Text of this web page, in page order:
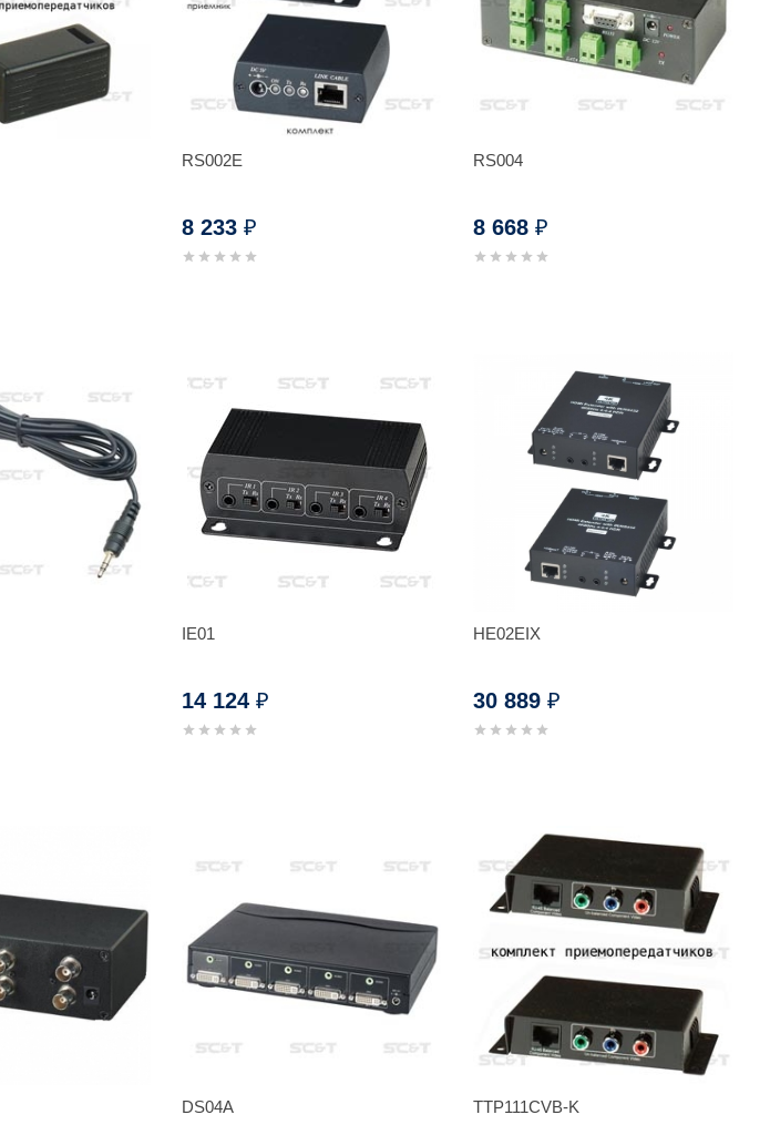
RS002E
8 233₽
RS004
8 668₽
IE01
14 124₽
HE02EIX
30 889₽
DS04A TTP111CVB-K